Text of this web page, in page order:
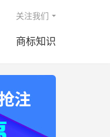
商标知识
关注我们